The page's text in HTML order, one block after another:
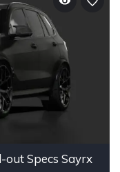
out Specs Sayrx